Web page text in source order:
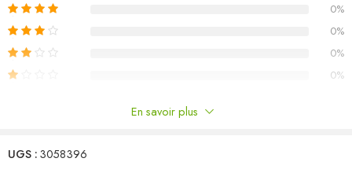
Couleur : noir
Couleur du coussin : blanc crème
Matériau : résine tressée, acier enduit de poudre, tissu (100 %
polyester)
Dimensions de la chaise : 53 x 58 x 84 cm (l x P x H)
0%
0%
0%
0%
Il n'y a pas encore de critiques.
En savoir plus
UGS :3058396